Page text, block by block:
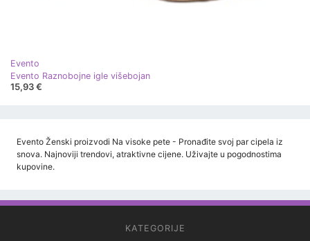
Evento
Evento Raznobojne igle višebojan
15,93 €
Evento Ženski proizvodi Na visoke pete - Pronađite svoj par cipela iz
snova. Najnoviji trendovi, atraktivne cijene. Uživajte u pogodnostima
kupovine.
KATEGORIJE